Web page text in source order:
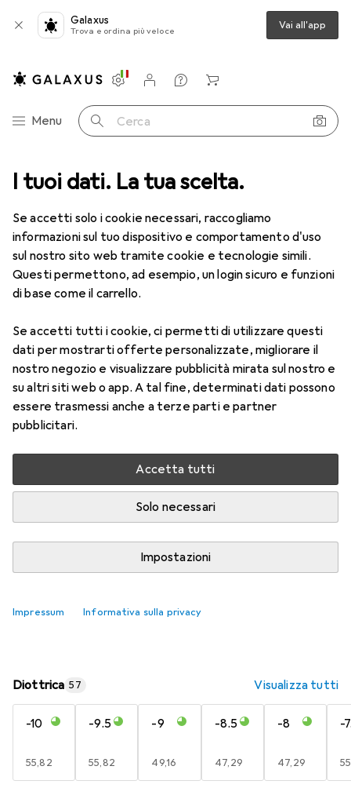
I tuoi dati. La tua scelta.
Se accetti solo i cookie necessari, raccogliamo
informazioni sul tuo dispositivo e comportamento d'uso
sul nostro sito web tramite cookie e tecnologie simili.
Questi permettono, ad esempio, un login sicuro e funzioni
di base come il carrello.
Se accetti tutti i cookie, ci permetti di utilizzare questi
dati per mostrarti offerte personalizzate, migliorare il
nostro negozio e visualizzare pubblicità mirata sul nostro e
su altri siti web o app. A tal fine, determinati dati possono
essere trasmessi anche a terze parti e partner
pubblicitari.
Accetta tutti
Solo necessari
Impostazioni
Impressum Informativa sulla privacy
Galaxus
Trova e ordina più veloce Vai all'app
Categoria Navigazione
Menu Cerca
Impostazioni
Conto cliente
Liste di confronto
Liste dei desideri
Carrello
Lenti a contatto Air Optix più HydraGlyde per l'astigmatismo
1 Immagine
Air Optix più HydraGlyde per
-3, Obiettivo mensile, 6 pz., Torico
Prezzo in EUR IVA incl.
EUR
50,06 EUR
8,35/1pz.
Consegna tra lun, 17/8 e mer, 19/8
Più di 10 pezzi in stock presso il fornitore
Aggiungi al carrello
Diottrica 57 Visualizza tutti
-10
EUR
55,82
-9.5
EUR
55,82
-9
EUR
49,16
-8.5
EUR
47,29
-8
EUR
47,29
-